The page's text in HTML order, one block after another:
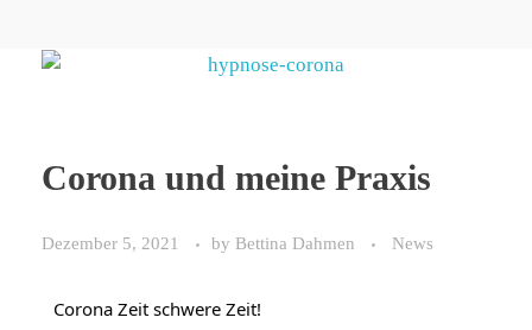
Corona und meine Praxis
Dezember 5, 2021 by Bettina Dahmen News
Corona Zeit schwere Zeit!